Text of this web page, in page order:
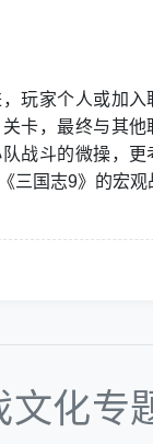
玩家个人或加
卡，最终与其
战斗的微操，
三国志9》的宏
化专